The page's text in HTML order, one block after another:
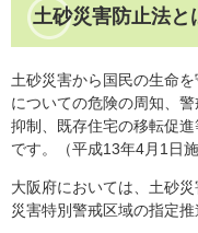
土砂災害防止法と
土砂災害から国民の生命
についての危険の周知、
抑制、既存住宅の移転促
です。（平成13年4月1日施
大阪府においては、土砂
災害特別警戒区域の指定推